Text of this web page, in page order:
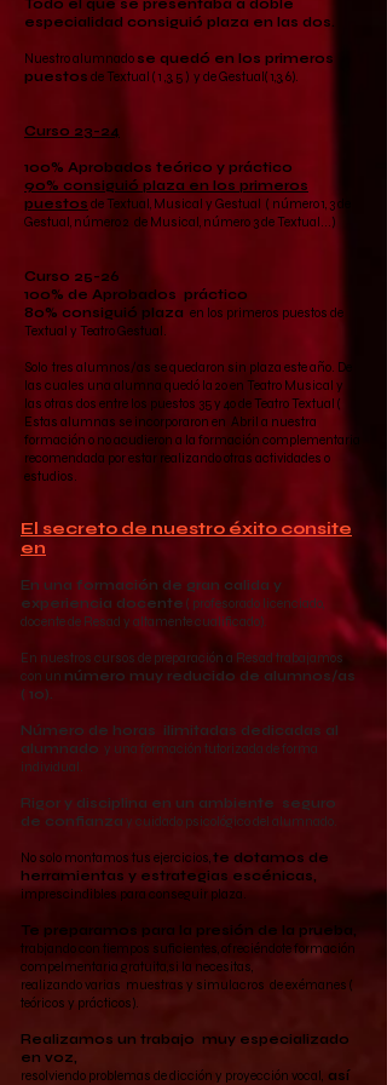
Todo el que se presentaba a doble
especialidad consiguió plaza en las dos.
Nuestro alumnado se quedó en los primeros
puestos de Textual ( 1 ,3, 5 ) y de Gestual( 1,3, 6).
Curso 23-24
100% Aprobados teórico y práctico
90% consiguió plaza en los primeros
puestos de Textual, Musical y Gestual ( número 1, 3 de
Gestual, número 2 de Musical, número 3 de Textual...)
Curso 25-26
100% de Aprobados práctico
80% consiguió plaza en los primeros puestos de
Textual y Teatro Gestual.
Solo tres alumnos/as se quedaron sin plaza este año. De
las cuales una alumna quedó la 20 en Teatro Musical y
las otras dos entre los puestos 35 y 40 de Teatro Textual (
Estas alumnas se incorporaron en Abril a nuestra
formación o no acudieron a la formación complementaria
recomendada por estar realizando otras actividades o
estudios.
El secreto de nuestro éxito consite
en
En una formación de gran calida y
experiencia docente ( profesorado licenciado,
docente de Resad y altamente cualificado).
En nuestros cursos de preparación a Resad trabajamos
con un número muy reducido de alumnos/as
( 10).
Número de horas ilimitadas dedicadas al
alumnado y una formación tutorizada de forma
individual.
Rigor y disciplina en un ambiente seguro
de confianza y cuidado psicológico del alumnado.
No solo montamos tus ejercicios,te dotamos de
herramientas y estrategias escénicas,
imprescindibles para conseguir plaza.
Te preparamos para la presión de la prueba,
trabjando con tiempos suficientes, ofreciéndote formación
compelmentaria gratuita,si la necesitas,
realizando varias muestras y simulacros de exémanes (
teóricos y prácticos).
Realizamos un trabajo muy especializado
en voz,
resolviendo problemas de dicción y proyección vocal, así